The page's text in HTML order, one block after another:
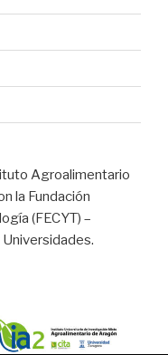
Agroalimentario
la Fundación
(FECYT) –